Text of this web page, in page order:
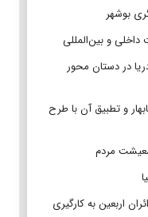
بوشهر
داخلی و بین‌المللی
در دستان محور
و تطبیق آن با طرح
مردم
اربعین به‌ کارگیری